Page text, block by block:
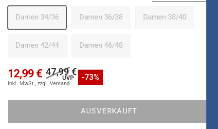
Damen 34/36 Damen 36/38 Damen 38/40
Damen 42/44 Damen 46/48
12,99 € 47,99 € -73%
AUSVERKAUFT